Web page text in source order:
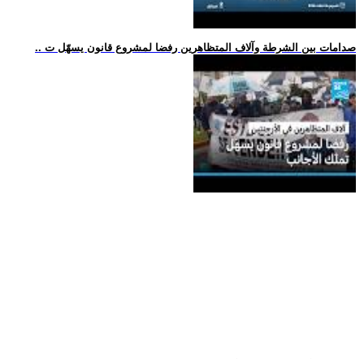
.. صدامات بين الشرطة وآلاف المتظاهرين رفضا لمشروع قانون يسهّل ت